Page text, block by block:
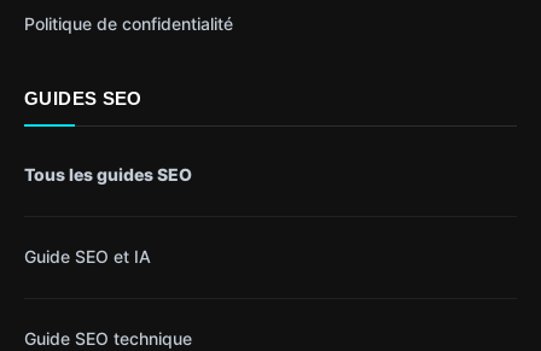
Politique de confidentialité
GUIDES SEO
Tous les guides SEO
Guide SEO et IA
Guide SEO technique